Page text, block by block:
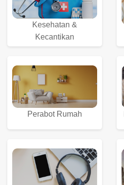
Kesehatan &
Kecantikan
Perabot Rumah